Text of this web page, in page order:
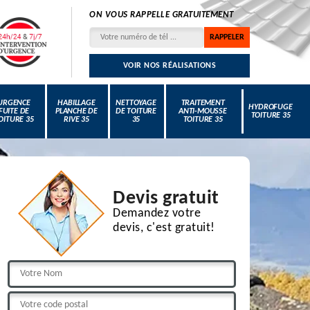
ON VOUS RAPPELLE GRATUITEMENT
VOIR NOS RÉALISATIONS
DE
35
HABILLAGE
PLANCHE DE
RIVE 35
NETTOYAGE
DE TOITURE
35
TRAITEMENT
ANTI-MOUSSE
TOITURE 35
HYDROFUGE
TOITURE 35
Devis gratuit
Demandez votre
devis, c'est gratuit!